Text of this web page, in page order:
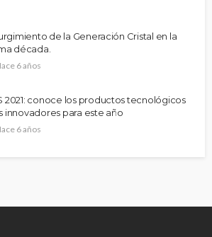
de la Generación Cristal en la
década.
6 años
2021: conoce los productos tecnológicos
innovadores para este año
6 años